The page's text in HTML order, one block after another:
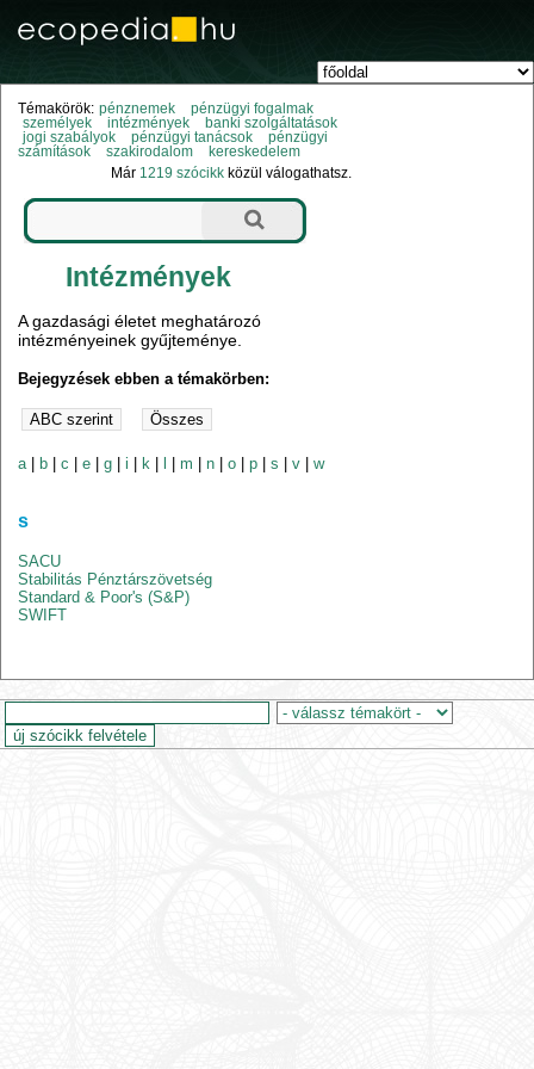
Témakörök: pénznemek
pénzügyi fogalmak
személyek
intézmények
banki szolgáltatások
jogi szabályok
pénzügyi tanácsok
pénzügyi
számítások
szakirodalom
kereskedelem
Már 1219 szócikk közül válogathatsz.
Intézmények
A gazdasági életet meghatározó
intézményeinek gyűjteménye.
Bejegyzések ebben a témakörben:
a| b |c |e |g |i k |m |n |o |p |s |v |w
s
SACU
Stabilitás Pénztárszövetség
Standard & Poor's (S&P)
SWIFT